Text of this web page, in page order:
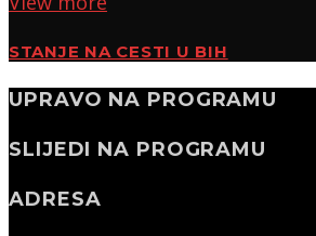
STANJE NA CESTI U BIH
UPRAVO NA PROGRAMU
SLIJEDI NA PROGRAMU
ADRESA